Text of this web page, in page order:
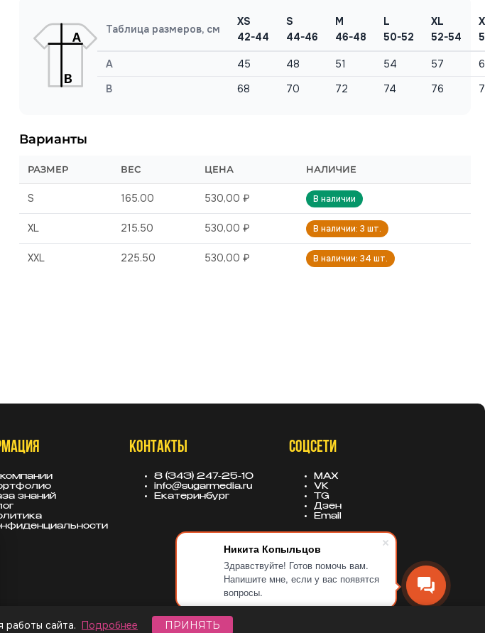
Никита Копыльцов
Здравствуйте! Готов помочь вам.
Напишите мне, если у вас появятся
вопросы.
Таблица размеров, см
XS
42-44
S
44-46
M
46-48
L
50-52
XL
52-54
A 45 48 51 54 57
B
68 70 72 74 76
Варианты
РАЗМЕР ВЕС ЦЕНА НАЛИЧИЕ
S 165.00 530,00 ₽ В наличии
XL 215.50 530,00 ₽ В наличии: 3 шт.
XXL 225.50 530,00 ₽ В наличии: 34 шт.
знаний
КОНТАКТЫ
8 (343) 247-25-10
info@sugarmedia.ru
Екатеринбург
СОЦСЕТИ
MAX
VK
TG
Дзен
Email
работы сайта. Подробнее ПРИНЯТЬ